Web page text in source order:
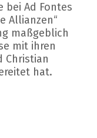
bei Ad Fontes
Allianzen“
maßgeblich
mit ihren
Christian
hat.